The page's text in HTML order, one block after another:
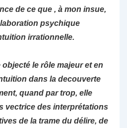
de ce que , à mon insue,
psychique
irrationnelle.
le rôle majeur et en
dans la decouverte
quand par trop, elle
vectrice des interprétations
de la trame du délire, de